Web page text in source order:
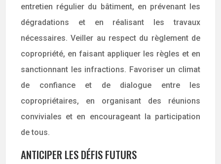
entretien régulier du bâtiment, en prévenant les
dégradations et en réalisant les travaux
nécessaires. Veiller au respect du règlement de
copropriété, en faisant appliquer les règles et en
sanctionnant les infractions. Favoriser un climat
de confiance et de dialogue entre les
copropriétaires, en organisant des réunions
conviviales et en encourageant la participation
de tous.
ANTICIPER LES DÉFIS FUTURS